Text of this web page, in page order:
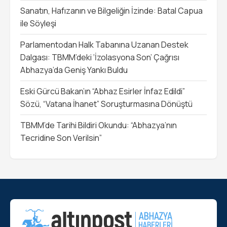
Sanatın, Hafızanın ve Bilgeliğin İzinde: Batal Capua
ile Söyleşi
Parlamentodan Halk Tabanına Uzanan Destek
Dalgası: TBMM’deki ‘İzolasyona Son’ Çağrısı
Abhazya’da Geniş Yankı Buldu
Eski Gürcü Bakan’ın “Abhaz Esirler İnfaz Edildi”
Sözü, “Vatana İhanet” Soruşturmasına Dönüştü
TBMM’de Tarihi Bildiri Okundu: “Abhazya’nın
Tecridine Son Verilsin”